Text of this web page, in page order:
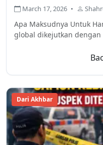
March 17, 2026 •
Apa Maksudnya Untuk
global dikejutkan dengan
Dari Akhbar